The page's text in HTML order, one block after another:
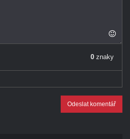
0 znaky
Odeslat komentář